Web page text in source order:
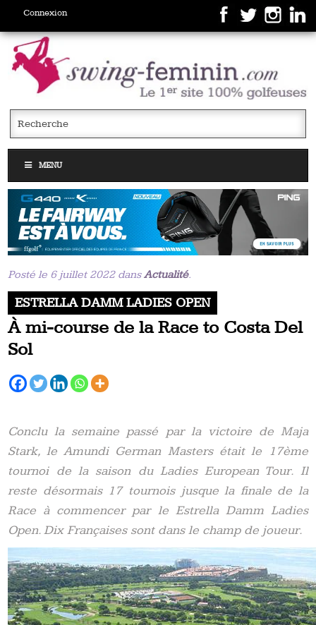
Connexion
MENU
Posté le 6 juillet 2022 dansActualité.
ESTRELLA DAMM LADIES OPEN
À mi-course de la Race to Costa Del
Sol
Conclu la semaine passé par la victoire de Maja
Stark, le Amundi German Masters était le 17ème
tournoi de la saison du Ladies European Tour. Il
reste désormais 17 tournois jusque la finale de la
Race à commencer par le Estrella Damm Ladies
Open. Dix Françaises sont dans le champ de joueur.